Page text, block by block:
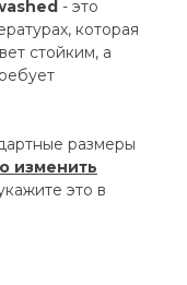
- это
которая
стойким, а
размеры
изменить
это в